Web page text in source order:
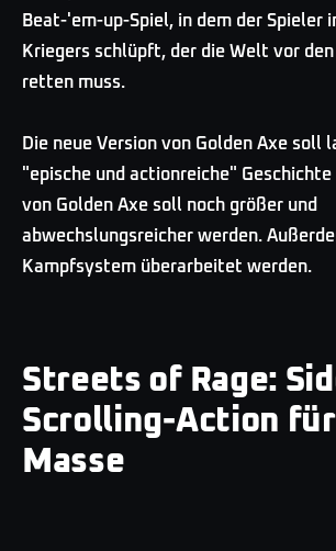
Beat-'em-up-Spiel, in dem der Spieler
Kriegers schlüpft, der die Welt vor
retten muss.
Die neue Version von Golden Axe soll
"epische und actionreiche"
von Golden Axe soll noch größer und
abwechslungsreicher werden.
Kampfsystem überarbeitet werden.
Streets of Rage:
Scrolling-Action
Masse